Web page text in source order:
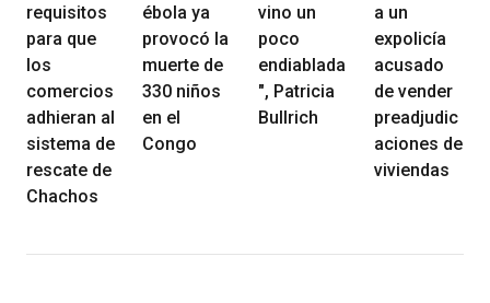
requisitos
para que
los
comercios
adhieran al
sistema de
rescate de
Chachos
ébola ya
provocó la
muerte de
330 niños
en el
Congo
vino un
poco
endiablada
", Patricia
Bullrich
a un
expolicía
acusado
de vender
preadjudic
aciones de
viviendas